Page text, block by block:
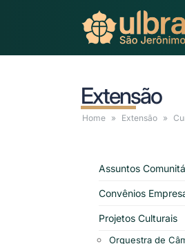
Extensão
Home Extensão
Assuntos
Convênios
Projetos Culturais
Orquestra de